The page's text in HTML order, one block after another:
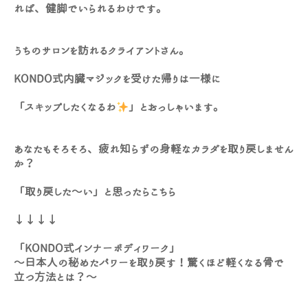
れば、健脚でいられるわけです。
うちのサロンを訪れるクライアントさん。
KONDO式内臓マジックを受けた帰りは一様に
「スキップしたくなるわ 」とおっしゃいます。
あなたもそろそろ、疲れ知らずの身軽なカラダを取り戻しません
か？
「取り戻した～い」と思ったらこちら
↓↓↓↓
「KONDO式インナーボディワーク」
～日本人の秘めたパワーを取り戻す！驚くほど軽くなる骨で
立つ方法とは？～